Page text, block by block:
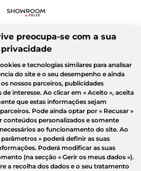
preocupa-se com a sua
privacidade
e tecnologias similares para analisar
do site e o seu desempenho e ainda
nossos parceiros, publicidades
de interesse. Ao clicar em « Aceito », aceita
que estas informações sejam
Pode ainda optar por « Recusar »
conteúdos personalizados e somente
ao funcionamento do site. Ao
» poderá definir as suas
Poderá modificar as suas
(na secção « Gerir os meus dados »).
a recolha dos dados e o seu tratamento